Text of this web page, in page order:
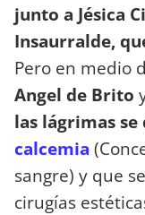
junto a Jésica
Insaurralde,
Pero en medio
Angel de Brito
las lágrimas
calcemia
sangre) y que
cirugías